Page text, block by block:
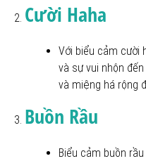
Cười Haha
Với biểu cảm cười
và sự vui nhộn
và miệng há rộng
Buồn Rầu
Biểu cảm buồn